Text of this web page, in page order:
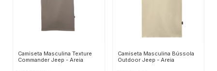
Camiseta Masculina Texture
Commander Jeep - Areia
Camiseta Masculina Bússola
Outdoor Jeep - Areia